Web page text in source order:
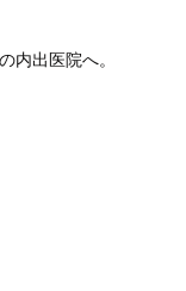
内出医院へ。